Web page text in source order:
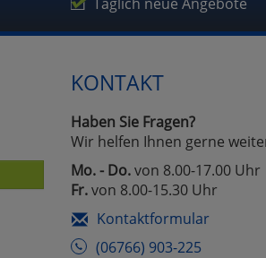
KONTAKT
Haben Sie Fragen?
Wir helfen Ihnen gerne
Mo. - Do.von 8.00-17.00 Uhr
Fr.von 8.00-15.30 Uhr
Kontaktformular
(06766) 903-225
Umfragetools
Cookies
Alle Akzeptieren